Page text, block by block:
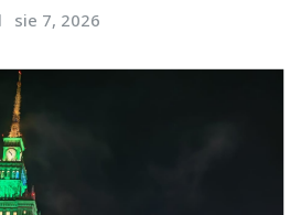
sie 7, 2026